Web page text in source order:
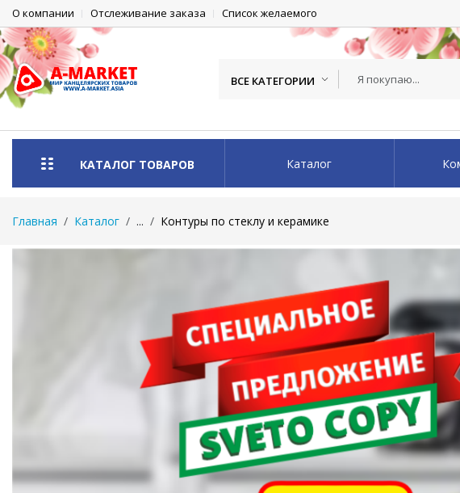
О компании Отслеживание заказа Список желаемого
ВСЕ КАТЕГОРИИ
КАТАЛОГ ТОВАРОВ Каталог
Главная Каталог ... Контуры по стеклу и керамике